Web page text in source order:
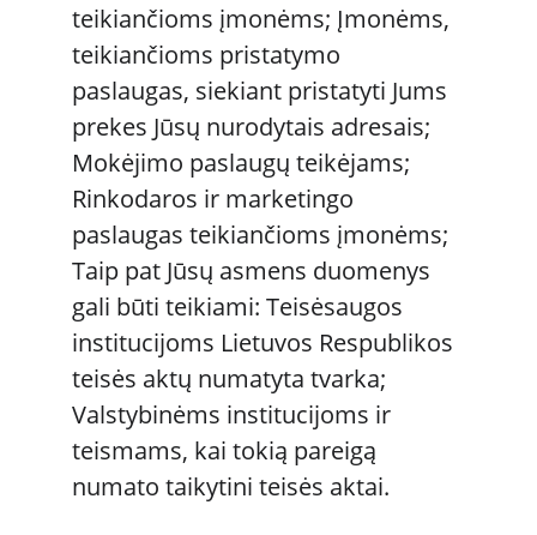
teikiančioms įmonėms; Įmonėms,
teikiančioms pristatymo
paslaugas, siekiant pristatyti Jums
prekes Jūsų nurodytais adresais;
Mokėjimo paslaugų teikėjams;
Rinkodaros ir marketingo
paslaugas teikiančioms įmonėms;
Taip pat Jūsų asmens duomenys
gali būti teikiami: Teisėsaugos
institucijoms Lietuvos Respublikos
teisės aktų numatyta tvarka;
Valstybinėms institucijoms ir
teismams, kai tokią pareigą
numato taikytini teisės aktai.